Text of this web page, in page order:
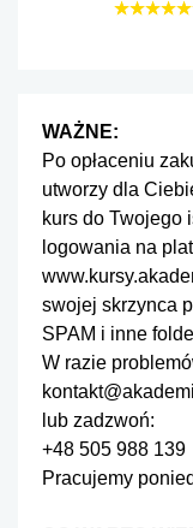
☆☆☆☆☆
★★★★★
WAŻNE:
Po opłaceniu
utworzy dla
kurs do Twojego
logowania na
swojej skrzynca
SPAM i inne
W razie
lub zadzwoń:
+48 505 988 139
Pracujemy